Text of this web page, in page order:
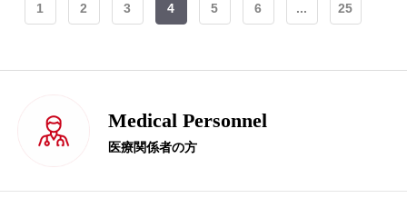
1 2 3 4 5 6 ... 25
Medical Personnel
医療関係者の方